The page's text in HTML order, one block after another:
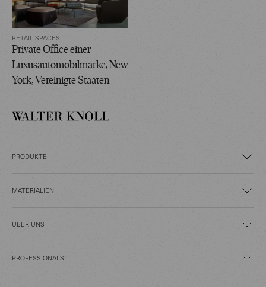
RETAIL SPACES
Private Office einer
Luxusautomobilmarke, New
York, Vereinigte Staaten
PRODUKTE
MATERIALIEN
ÜBER UNS
PROFESSIONALS